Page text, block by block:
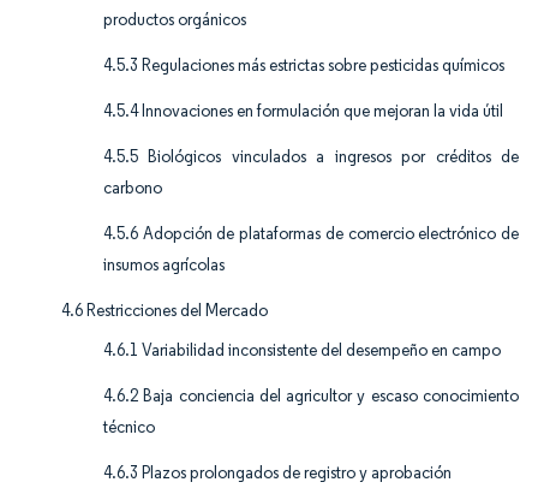
productos orgánicos
4.5.3 Regulaciones más estrictas sobre pesticidas químicos
4.5.4 Innovaciones en formulación que mejoran la vida útil
4.5.5 Biológicos vinculados a ingresos por créditos de
carbono
4.5.6 Adopción de plataformas de comercio electrónico de
insumos agrícolas
4.6 Restricciones del Mercado
4.6.1 Variabilidad inconsistente del desempeño en campo
4.6.2 Baja conciencia del agricultor y escaso conocimiento
técnico
4.6.3 Plazos prolongados de registro y aprobación